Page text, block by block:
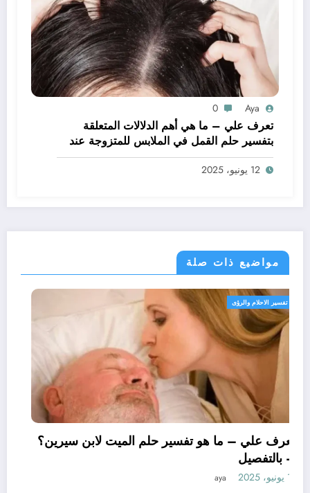
Aya
0
تعرف علي – ما هي أهم الدلالات المتعلقة
بتفسير حلم القمل في الملابس للمتزوجة عند
ابن سيرين؟ – بالتفصيل
12 يونيو، 2025
مواضيع ذات صلة
تفسير الاحلام والرؤى
تعرف علي – ما هو تفسير حلم الميت لابن
– بالتفصيل
11 يونيو، 2025